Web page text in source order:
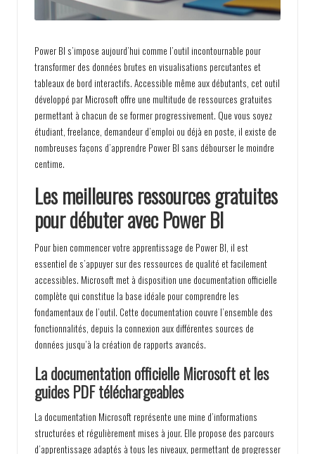
i
o
n
Power BI s’impose aujourd’hui comme l’outil incontournable pour
transformer des données brutes en visualisations percutantes et
tableaux de bord interactifs. Accessible même aux débutants, cet outil
développé par Microsoft offre une multitude de ressources gratuites
permettant à chacun de se former progressivement. Que vous soyez
étudiant, freelance, demandeur d’emploi ou déjà en poste, il existe de
nombreuses façons d’apprendre Power BI sans débourser le moindre
centime.
Les meilleures ressources gratuites
pour débuter avec Power BI
Pour bien commencer votre apprentissage de Power BI, il est
essentiel de s’appuyer sur des ressources de qualité et facilement
accessibles. Microsoft met à disposition une documentation officielle
complète qui constitue la base idéale pour comprendre les
fondamentaux de l’outil. Cette documentation couvre l’ensemble des
fonctionnalités, depuis la connexion aux différentes sources de
données jusqu’à la création de rapports avancés.
La documentation officielle Microsoft et les
guides PDF téléchargeables
La documentation Microsoft représente une mine d’informations
structurées et régulièrement mises à jour. Elle propose des parcours
d’apprentissage adaptés à tous les niveaux, permettant de progresser